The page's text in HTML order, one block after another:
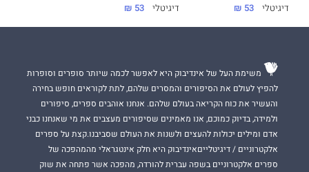
דיגיטלי 53 ₪
דיגיטלי 53 ₪
משימת העל של אינדיבוק היא לאפשר לכמה שיותר סופרים וסופרות
להפיץ לעולם את הסיפורים והמסרים שלהם, לתת לקוראים חופש בחירה
והעשיר את כוח הקריאה בעולם שלהם. אנחנו אוהבים ספרים, סיפורים
ולמידה, בדיוק כמוכם, אנו מאמינים שסיפורים מעצבים את מי שאנחנו כבני
אדם ומילים יכולות להעצים ולשנות את העולם שסביבנו.קצת על ספרים
אלקטרוניים / דיגיטלייםאינדיבוק היא חלק אינטגראלי מהמהפכה של
ספרים אלקטרוניים בשפה עברית להורדה, מהפכה אשר פתחה את שוק